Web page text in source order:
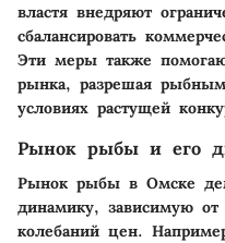
властя внедряют
сбалансировать
Эти меры также
рынка, разрешая рыбным
условиях растущей
Рынок рыбы и его
Рынок рыбы в Омске
динамику, зависимую
колебаний цен.